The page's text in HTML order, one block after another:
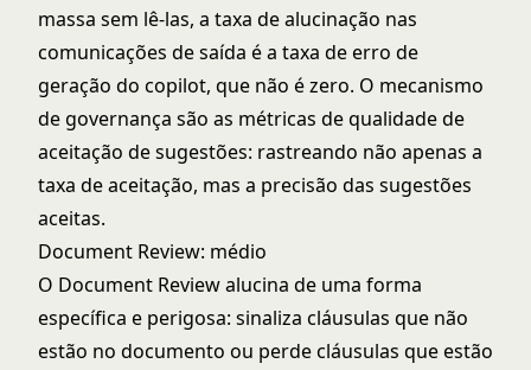
massa sem lê-las, a taxa de alucinação nas
comunicações de saída é a taxa de erro de
geração do copilot, que não é zero. O mecanismo
de governança são as métricas de qualidade de
aceitação de sugestões: rastreando não apenas a
taxa de aceitação, mas a precisão das sugestões
aceitas.
Document Review: médio
O Document Review alucina de uma forma
específica e perigosa: sinaliza cláusulas que não
estão no documento ou perde cláusulas que estão